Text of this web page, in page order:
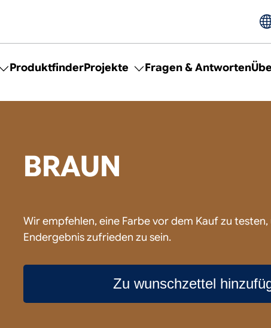
Toggle
ProduktfinderProjekte
Toggle
Fragen & Antworten
BRAUN
Wir empfehlen, eine Farbe vor dem Kauf zu
Endergebnis zufrieden zu sein.
Zu wunschzettel